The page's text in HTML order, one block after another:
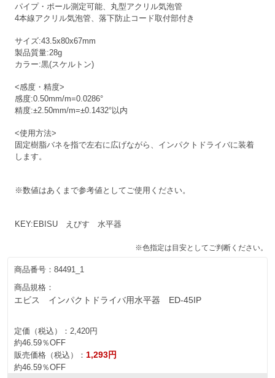
パイプ・ポール測定可能、丸型アクリル気泡管
4本線アクリル気泡管、落下防止コード取付部付き
サイズ:43.5x80x67mm
製品質量:28g
カラー:黒(スケルトン)
<感度・精度>
感度:0.50mm/m=0.0286°
精度:±2.50mm/m=±0.1432°以内
<使用方法>
固定樹脂バネを指で左右に広げながら、インパクトドライバに装着
します。
※数値はあくまで参考値としてご使用ください。
KEY:EBISU えびす 水平器
※色指定は目安としてご判断ください。
商品番号： 84491_1
商品規格：
エビス インパクトドライバ用水平器 ED-45IP
定価（税込）： 2,420円
約46.59％OFF
販売価格（税込）： 1,293円
約46.59％OFF